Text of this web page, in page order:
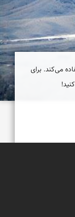
می‌کند. برای